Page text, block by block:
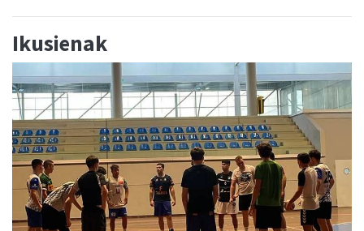
Ikusienak